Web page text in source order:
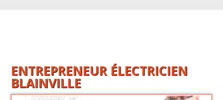
ENTREPRENEUR ÉLECTRICIEN
BLAINVILLE